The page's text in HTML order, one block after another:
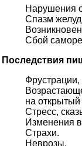
Нарушения
Спазм
Сбой
Последствия
на открытый
Стресс,
Изменения
Страхи.
Неврозы.